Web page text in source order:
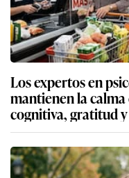
Los expertos en
mantienen la
cognitiva, gratitud